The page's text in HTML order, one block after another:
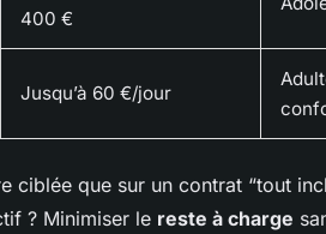
400 €
Jusqu’à 60 €/jour
ciblée que sur un contrat “tout
? Minimiser le reste à charge